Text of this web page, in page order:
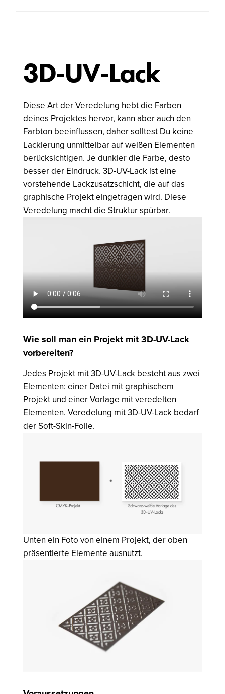
3D-UV-Lack
Diese Art der Veredelung hebt die Farben
deines Projektes hervor, kann aber auch den
Farbton beeinflussen, daher solltest Du keine
Lackierung unmittelbar auf weißen Elementen
berücksichtigen. Je dunkler die Farbe, desto
besser der Eindruck. 3D-UV-Lack ist eine
vorstehende Lackzusatzschicht, die auf das
graphische Projekt eingetragen wird. Diese
Veredelung macht die Struktur spürbar.
Wie soll man ein Projekt mit 3D-UV-Lack
vorbereiten?
Jedes Projekt mit 3D-UV-Lack besteht aus zwei
Elementen: einer Datei mit graphischem
Projekt und einer Vorlage mit veredelten
Elementen. Veredelung mit 3D-UV-Lack bedarf
der Soft-Skin-Folie.
Unten ein Foto von einem Projekt, der oben
präsentierte Elemente ausnutzt.